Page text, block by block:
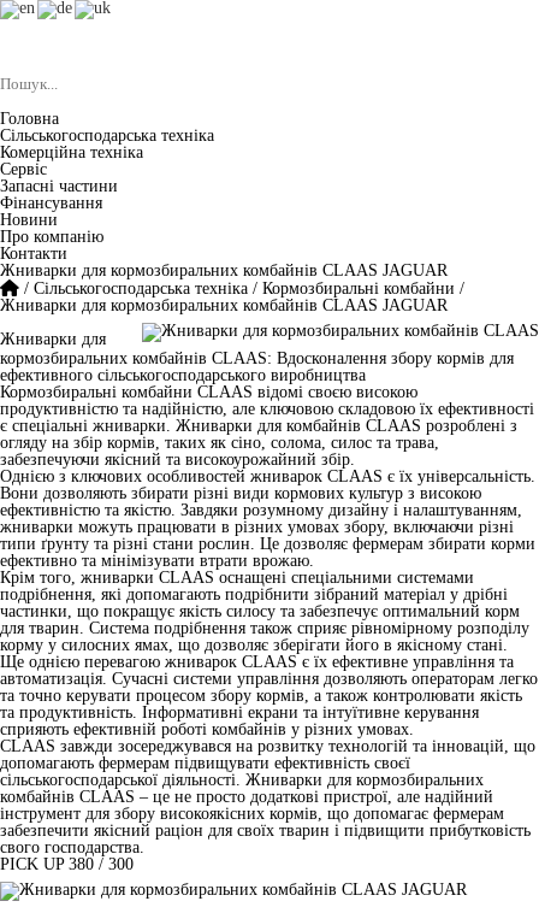
Головна
Сільськогосподарська техніка
Комерційна техніка
Сервіс
Запасні частини
Фінансування
Новини
Про компанію
Контакти
Жниварки для кормозбиральних комбайнів CLAAS JAGUAR
/ Сільськогосподарська техніка / Кормозбиральні комбайни /
Жниварки для кормозбиральних комбайнів CLAAS JAGUAR
Жниварки для
кормозбиральних комбайнів CLAAS: Вдосконалення збору кормів для
ефективного сільськогосподарського виробництва
Кормозбиральні комбайни CLAAS відомі своєю високою
продуктивністю та надійністю, але ключовою складовою їх ефективності
є спеціальні жниварки. Жниварки для комбайнів CLAAS розроблені з
огляду на збір кормів, таких як сіно, солома, силос та трава,
забезпечуючи якісний та високоурожайний збір.
Однією з ключових особливостей жниварок CLAAS є їх універсальність.
Вони дозволяють збирати різні види кормових культур з високою
ефективністю та якістю. Завдяки розумному дизайну і налаштуванням,
жниварки можуть працювати в різних умовах збору, включаючи різні
типи ґрунту та різні стани рослин. Це дозволяє фермерам збирати корми
ефективно та мінімізувати втрати врожаю.
Крім того, жниварки CLAAS оснащені спеціальними системами
подрібнення, які допомагають подрібнити зібраний матеріал у дрібні
частинки, що покращує якість силосу та забезпечує оптимальний корм
для тварин. Система подрібнення також сприяє рівномірному розподілу
корму у силосних ямах, що дозволяє зберігати його в якісному стані.
Ще однією перевагою жниварок CLAAS є їх ефективне управління та
автоматизація. Сучасні системи управління дозволяють операторам легко
та точно керувати процесом збору кормів, а також контролювати якість
та продуктивність. Інформативні екрани та інтуїтивне керування
сприяють ефективній роботі комбайнів у різних умовах.
CLAAS завжди зосереджувався на розвитку технологій та інновацій, що
допомагають фермерам підвищувати ефективність своєї
сільськогосподарської діяльності. Жниварки для кормозбиральних
комбайнів CLAAS – це не просто додаткові пристрої, але надійний
інструмент для збору високоякісних кормів, що допомагає фермерам
забезпечити якісний раціон для своїх тварин і підвищити прибутковість
свого господарства.
PICK UP 380 / 300